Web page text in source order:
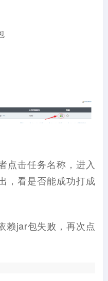
点击任务名称，进入
，看是否能成功打成
赖jar包失败，再次点